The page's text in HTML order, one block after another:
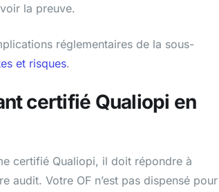
la preuve.
réglementaires de la sous-
et risques.
certifié Qualiopi en
certifié Qualiopi, il doit répondre à
audit. Votre OF n’est pas dispensé pour